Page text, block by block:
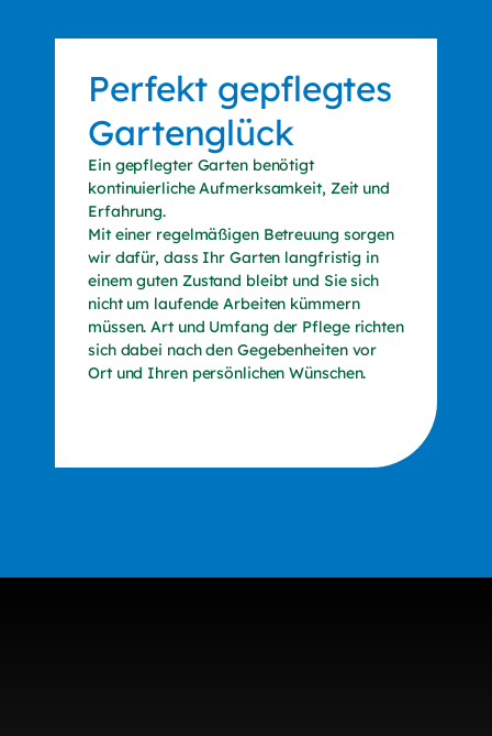
Perfekt gepflegtes
Gartenglück
Ein gepflegter Garten benötigt
kontinuierliche Aufmerksamkeit, Zeit und
Erfahrung.
Mit einer regelmäßigen Betreuung sorgen
wir dafür, dass Ihr Garten langfristig in
einem guten Zustand bleibt und Sie sich
nicht um laufende Arbeiten kümmern
müssen. Art und Umfang der Pflege richten
sich dabei nach den Gegebenheiten vor
Ort und Ihren persönlichen Wünschen.